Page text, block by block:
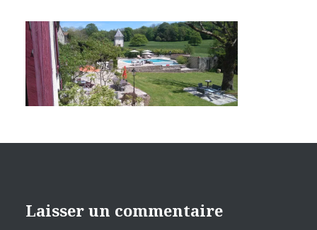
Laisser un commentaire